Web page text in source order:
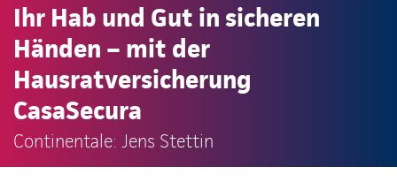
Ihr Hab und Gut in sicheren
Händen – mit der
Hausratversicherung
CasaSecura
Continentale: Jens Stettin